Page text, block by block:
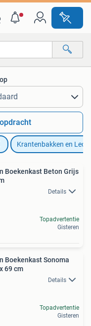
Krantenbakken en
Boekenkast Beton Grijs
Details
Topadvertentie
Gisteren
Boekenkast Sonoma
69 cm
Details
Topadvertentie
Gisteren